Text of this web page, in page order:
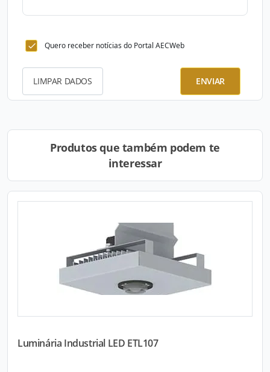
Quero receber notícias do Portal AECWeb
LIMPAR DADOS ENVIAR
Produtos que também podem te
interessar
Luminária Industrial LED ETL107